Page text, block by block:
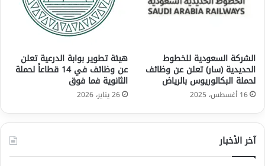
الشركة السعودية للخطوط
الحديدية (سار) تعلن عن وظائف
لحملة البكالوريوس بالرياض
16 أغسطس، 2025
هيئة تطوير بوابة الدرعية تعلن
عن وظائف في 14 قطاعاً لحملة
الثانوية فما فوق
26 يناير، 2026
آخر الأخبار